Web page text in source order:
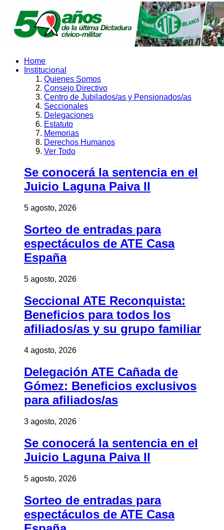
Home
Institucional
Quienes Somos
Consejo Directivo
Centro de Jubilados/as y Pensionados/as
Seccionales
Delegaciones
Estatuto
Memorias
Derechos Humanos
Ver Todo
Se conocerá la sentencia en el
Juicio Laguna Paiva II
5 agosto, 2026
Sorteo de entradas para
espectáculos de ATE Casa
España
5 agosto, 2026
Seccional ATE Reconquista:
Beneficios para todos los
afiliados/as y su grupo familiar
4 agosto, 2026
Delegación ATE Cañada de
Gómez: Beneficios exclusivos
para afiliados/as
3 agosto, 2026
Se conocerá la sentencia en el
Juicio Laguna Paiva II
5 agosto, 2026
Sorteo de entradas para
espectáculos de ATE Casa